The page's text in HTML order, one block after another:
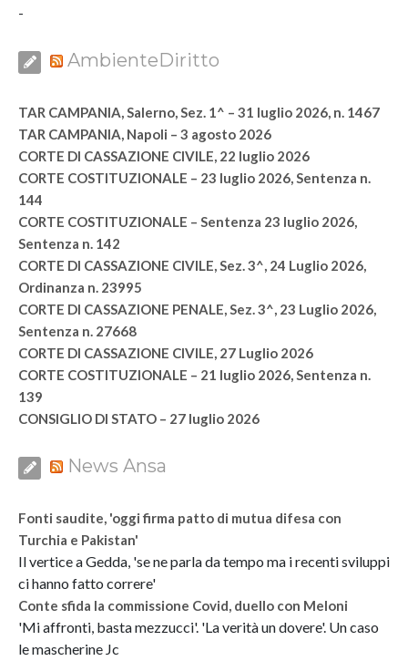
-
AmbienteDiritto
TAR CAMPANIA, Salerno, Sez. 1^ – 31 luglio 2026, n. 1467
TAR CAMPANIA, Napoli – 3 agosto 2026
CORTE DI CASSAZIONE CIVILE, 22 luglio 2026
CORTE COSTITUZIONALE – 23 luglio 2026, Sentenza n.
144
CORTE COSTITUZIONALE – Sentenza 23 luglio 2026,
Sentenza n. 142
CORTE DI CASSAZIONE CIVILE, Sez. 3^, 24 Luglio 2026,
Ordinanza n. 23995
CORTE DI CASSAZIONE PENALE, Sez. 3^, 23 Luglio 2026,
Sentenza n. 27668
CORTE DI CASSAZIONE CIVILE, 27 Luglio 2026
CORTE COSTITUZIONALE – 21 luglio 2026, Sentenza n.
139
CONSIGLIO DI STATO – 27 luglio 2026
News Ansa
Fonti saudite, 'oggi firma patto di mutua difesa con
Turchia e Pakistan'
Il vertice a Gedda, 'se ne parla da tempo ma i recenti sviluppi
ci hanno fatto correre'
Conte sfida la commissione Covid, duello con Meloni
'Mi affronti, basta mezzucci'. 'La verità un dovere'. Un caso
le mascherine Jc